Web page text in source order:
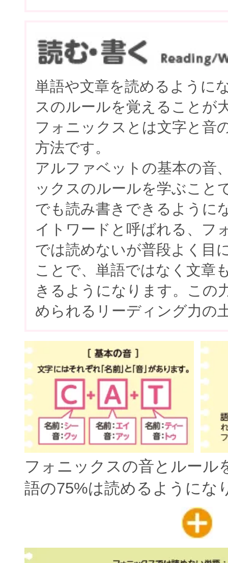
単語や文章を読めるように
スのルールを覚えることが
フォニックスとは文字と音
方法です。
アルファベットの基本の音
ックスのルールを学ぶこと
でも読み書きできるように
イトワードと呼ばれる、フ
では読めないが普段よく目
ことで、単語ではなく文章
きるようになります。この
められるリーディング力の
フォニックスの音とルール
語の75%は読めるようにな